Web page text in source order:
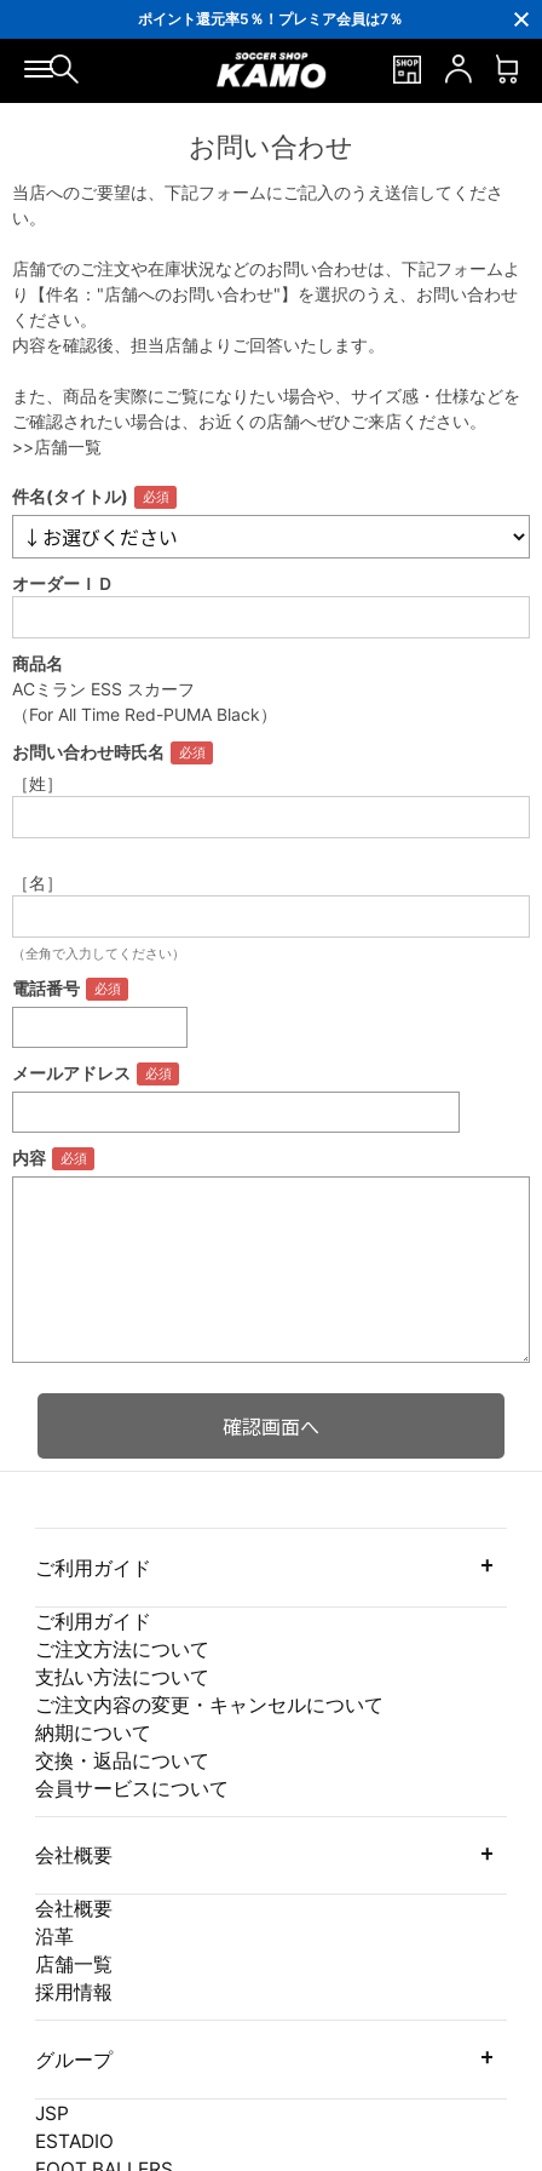
ポイント還元率5％！プレミア会員は7％
会員の方にはお誕生月に「10％OFFクーポン」プレゼント！
16,000円(税込)以上でシューズケースプレゼント！
3,300円(税込)以上で送料無料！
お問い合わせ
当店へのご要望は、下記フォームにご記入のうえ送信してくださ
い。
店舗でのご注文や在庫状況などのお問い合わせは、下記フォームよ
り【件名："店舗へのお問い合わせ"】を選択のうえ、お問い合わせ
ください。
内容を確認後、担当店舗よりご回答いたします。
また、商品を実際にご覧になりたい場合や、サイズ感・仕様などを
ご確認されたい場合は、お近くの店舗へぜひご来店ください。
>>店舗一覧
件名(タイトル)
オーダーＩＤ
商品名
ACミラン ESS スカーフ
（For All Time Red-PUMA Black）
お問い合わせ時氏名
［姓］
［名］
（全角で入力してください）
電話番号
メールアドレス
内容
ご利用ガイド
ご利用ガイド
ご注文方法について
支払い方法について
ご注文内容の変更・キャンセルについて
納期について
交換・返品について
会員サービスについて
会社概要
会社概要
沿革
店舗一覧
採用情報
グループ
JSP
ESTADIO